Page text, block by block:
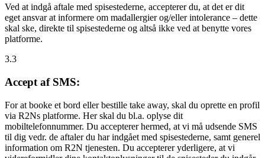
Ved at indgå aftale med spisestederne, accepterer du, at det er dit
eget ansvar at informere om madallergier og/eller intolerance – dette
skal ske, direkte til spisestederne og altså ikke ved at benytte vores
platforme.
3.3
Accept af SMS:
For at booke et bord eller bestille take away, skal du oprette en profil
via R2Ns platforme. Her skal du bl.a. oplyse dit
mobiltelefonnummer. Du accepterer hermed, at vi må udsende SMS
til dig vedr. de aftaler du har indgået med spisestederne, samt generel
information om R2N tjenesten. Du accepterer yderligere, at vi